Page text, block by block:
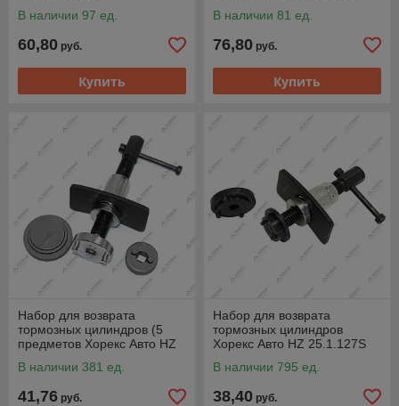
В наличии 97 ед.
60,80 руб.
Купить
В наличии 81 ед.
76,80 руб.
Купить
Набор для возврата
тормозных цилиндров (5
предметов Хорекс Авто HZ
В наличии 381 ед.
41,76 руб.
Набор для возврата
тормозных цилиндров
Хорекс Авто HZ 25.1.127S
В наличии 795 ед.
38,40 руб.